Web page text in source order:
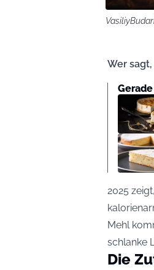
Wer
2025
Mehl
schlanke
Die